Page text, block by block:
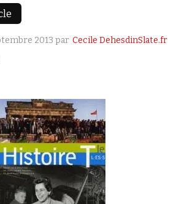
de presse
Newsletter
Se connecter
2013 par Cecile DehesdinSlate.fr